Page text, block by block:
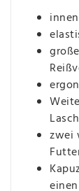
zwei